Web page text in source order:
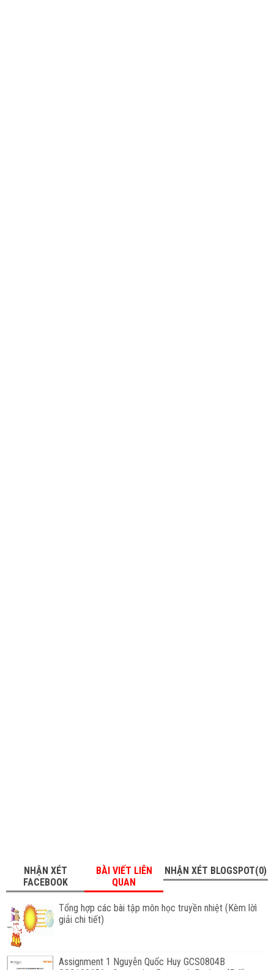
NHẬN XÉT
FACEBOOK
BÀI VIẾT LIÊN
QUAN
NHẬN XÉT BLOGSPOT(0)
Tổng hợp các bài tập môn học truyền nhiệt (Kèm lờì
giải chi tiết)
Assignment 1 Nguyễn Quốc Huy GCS0804B